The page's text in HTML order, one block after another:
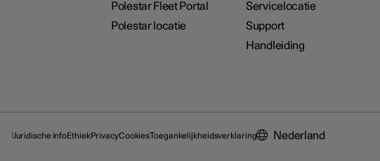
Polestar Fleet Portal
Polestar locatie
Servicelocatie
Support
Handleiding
Juridische infoEthiekPrivacyCookiesToegankelijkheidsverklaring Nederland